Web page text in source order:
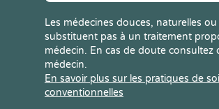
Les médecines douces, naturelles
substituent pas à un traitement
médecin. En cas de doute consultez
médecin.
En savoir plus sur les pratiques de
conventionnelles